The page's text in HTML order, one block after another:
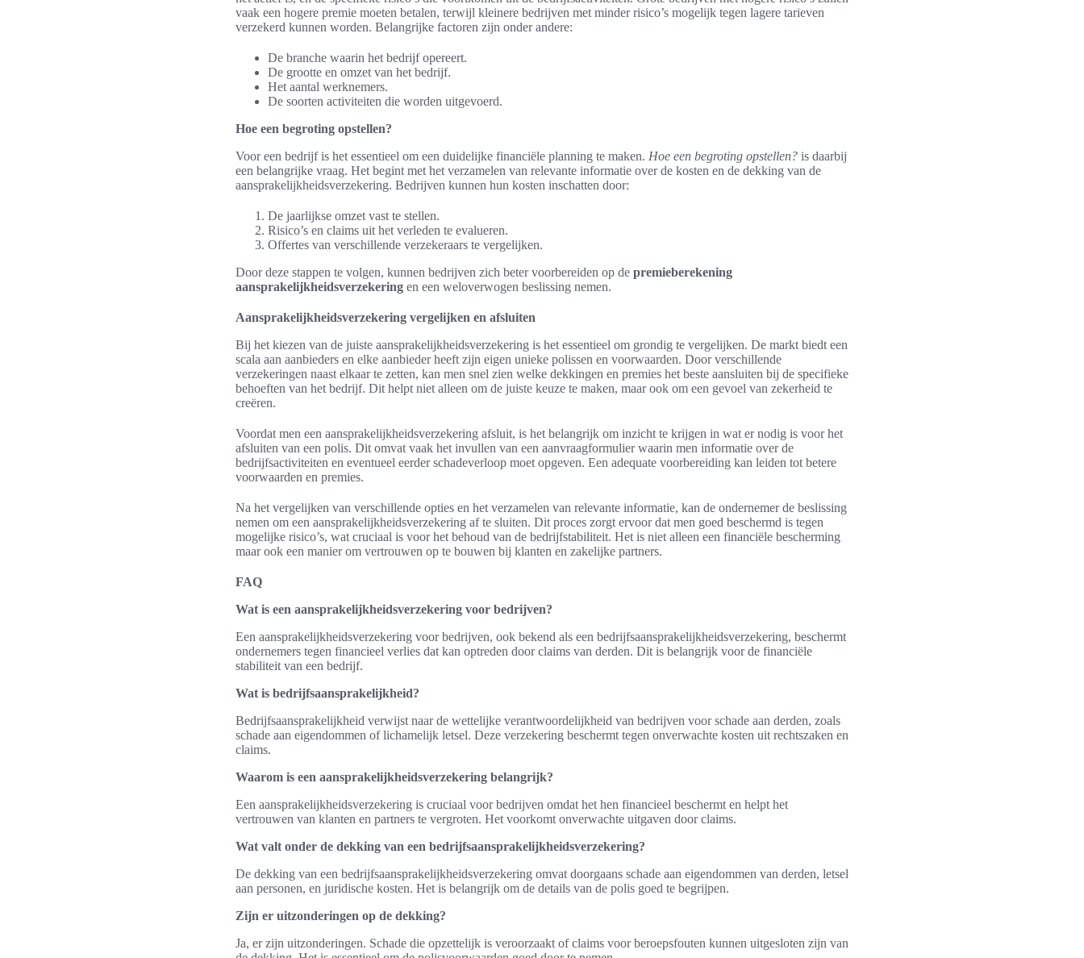
vaak een hogere premie moeten betalen, terwijl kleinere bedrijven met minder risico’s mogelijk tegen lagere tarieven
verzekerd kunnen worden. Belangrijke factoren zijn onder andere:
De branche waarin het bedrijf opereert.
De grootte en omzet van het bedrijf.
Het aantal werknemers.
De soorten activiteiten die worden uitgevoerd.
Hoe een begroting opstellen?
Voor een bedrijf is het essentieel om een duidelijke financiële planning te maken. Hoe een begroting opstellen? is daarbij
een belangrijke vraag. Het begint met het verzamelen van relevante informatie over de kosten en de dekking van de
aansprakelijkheidsverzekering. Bedrijven kunnen hun kosten inschatten door:
De jaarlijkse omzet vast te stellen.
Risico’s en claims uit het verleden te evalueren.
Offertes van verschillende verzekeraars te vergelijken.
Door deze stappen te volgen, kunnen bedrijven zich beter voorbereiden op de premieberekening
aansprakelijkheidsverzekering en een weloverwogen beslissing nemen.
Aansprakelijkheidsverzekering vergelijken en afsluiten
Bij het kiezen van de juiste aansprakelijkheidsverzekering is het essentieel om grondig te vergelijken. De markt biedt een
scala aan aanbieders en elke aanbieder heeft zijn eigen unieke polissen en voorwaarden. Door verschillende
verzekeringen naast elkaar te zetten, kan men snel zien welke dekkingen en premies het beste aansluiten bij de specifieke
behoeften van het bedrijf. Dit helpt niet alleen om de juiste keuze te maken, maar ook om een gevoel van zekerheid te
creëren.
Voordat men een aansprakelijkheidsverzekering afsluit, is het belangrijk om inzicht te krijgen in wat er nodig is voor het
afsluiten van een polis. Dit omvat vaak het invullen van een aanvraagformulier waarin men informatie over de
bedrijfsactiviteiten en eventueel eerder schadeverloop moet opgeven. Een adequate voorbereiding kan leiden tot betere
voorwaarden en premies.
Na het vergelijken van verschillende opties en het verzamelen van relevante informatie, kan de ondernemer de beslissing
nemen om een aansprakelijkheidsverzekering af te sluiten. Dit proces zorgt ervoor dat men goed beschermd is tegen
mogelijke risico’s, wat cruciaal is voor het behoud van de bedrijfstabiliteit. Het is niet alleen een financiële bescherming
maar ook een manier om vertrouwen op te bouwen bij klanten en zakelijke partners.
FAQ
Wat is een aansprakelijkheidsverzekering voor bedrijven?
Een aansprakelijkheidsverzekering voor bedrijven, ook bekend als een bedrijfsaansprakelijkheidsverzekering, beschermt
ondernemers tegen financieel verlies dat kan optreden door claims van derden. Dit is belangrijk voor de financiële
stabiliteit van een bedrijf.
Wat is bedrijfsaansprakelijkheid?
Bedrijfsaansprakelijkheid verwijst naar de wettelijke verantwoordelijkheid van bedrijven voor schade aan derden, zoals
schade aan eigendommen of lichamelijk letsel. Deze verzekering beschermt tegen onverwachte kosten uit rechtszaken en
claims.
Waarom is een aansprakelijkheidsverzekering belangrijk?
Een aansprakelijkheidsverzekering is cruciaal voor bedrijven omdat het hen financieel beschermt en helpt het
vertrouwen van klanten en partners te vergroten. Het voorkomt onverwachte uitgaven door claims.
Wat valt onder de dekking van een bedrijfsaansprakelijkheidsverzekering?
De dekking van een bedrijfsaansprakelijkheidsverzekering omvat doorgaans schade aan eigendommen van derden, letsel
aan personen, en juridische kosten. Het is belangrijk om de details van de polis goed te begrijpen.
Zijn er uitzonderingen op de dekking?
Ja, er zijn uitzonderingen. Schade die opzettelijk is veroorzaakt of claims voor beroepsfouten kunnen uitgesloten zijn van